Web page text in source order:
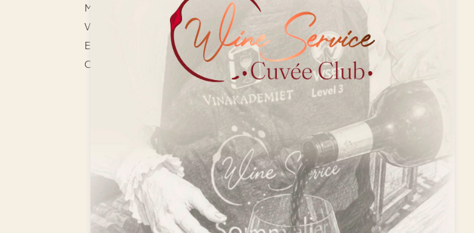
Madopskrifter
Vinbar
Events
Om os
Handelsbetingelser B2C
Handelsbetingelser B2B
Privatlivspolitik
ESG og bæredygtighed
Øvrige politikker
FN’s Verdensmål
Fortryd dit køb
Kontakt os